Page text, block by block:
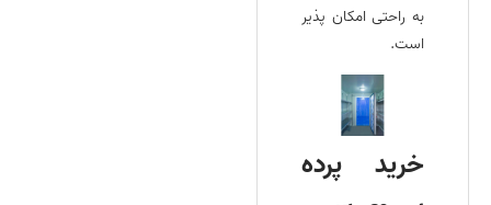
به راحتی امکان‌ پذیر
است.
خرید پرده